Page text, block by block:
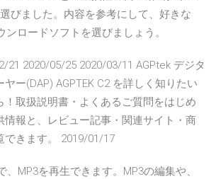
びました。内容を参考にして、好きな
ロードソフトを選びましょう。
21 2020/05/25 2020/03/11 AGPtek デジタ
ー(DAP) AGPTEK C2 を詳しく知りたい
！取扱説明書・よくあるご質問をはじめ
情報と、レビュー記事・関連サイト・商
できます。 2019/01/17
、MP3を再生できます。MP3の編集や、